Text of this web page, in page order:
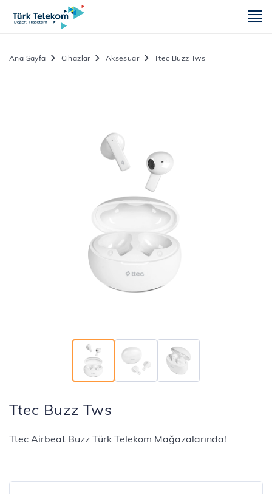
Ana Sayfa Cihazlar Aksesuar Ttec Buzz Tws
Ttec Buzz Tws
Ttec Airbeat Buzz Türk Telekom Mağazalarında!